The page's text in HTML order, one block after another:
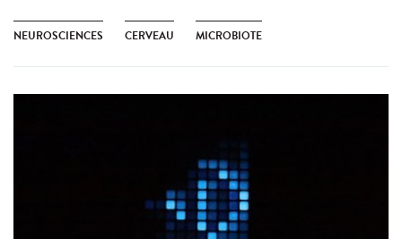
NEUROSCIENCES CERVEAU MICROBIOTE